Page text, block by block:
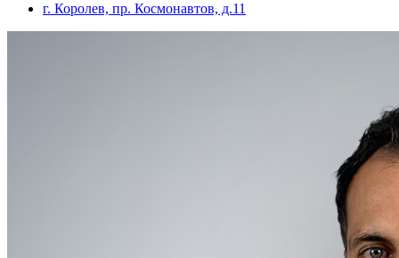
г. Королев, пр. Космонавтов, д.11